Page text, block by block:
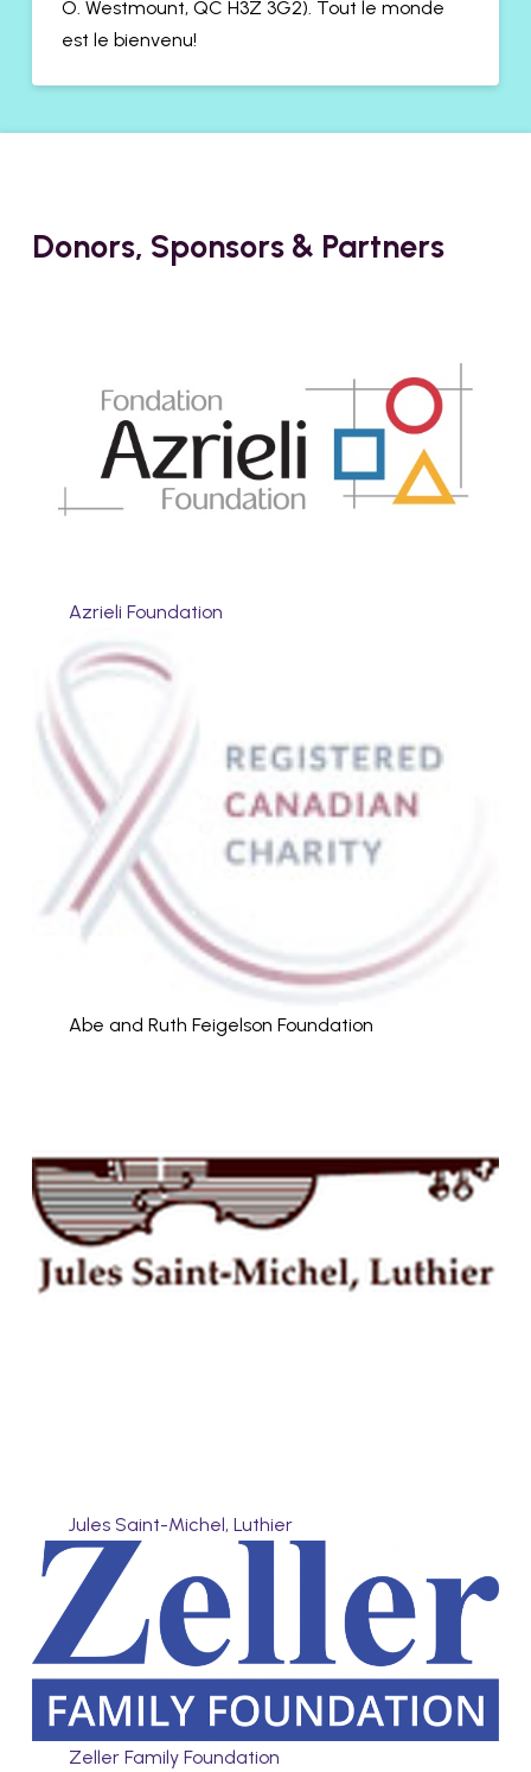
O. Westmount, QC H3Z 3G2). Tout le monde
est le bienvenu!
Donors, Sponsors & Partners
Azrieli Foundation
Abe and Ruth Feigelson Foundation
Jules Saint-Michel, Luthier
Zeller Family Foundation